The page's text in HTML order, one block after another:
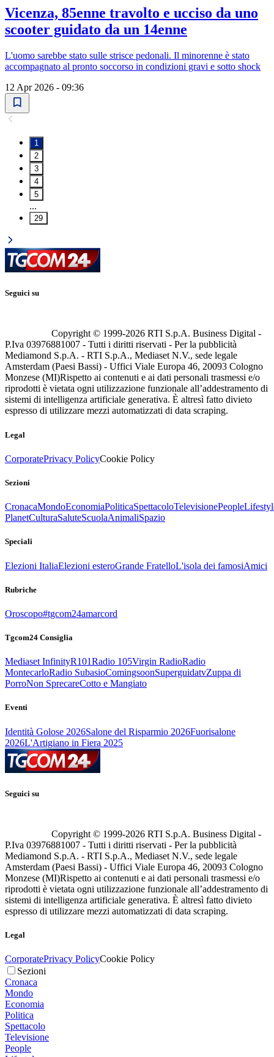
Vicenza, 85enne travolto e ucciso da uno
scooter guidato da un 14enne
L'uomo sarebbe stato sulle strisce pedonali. Il minorenne è stato
accompagnato al pronto soccorso in condizioni gravi e sotto shock
12 Apr 2026 - 09:36
1
2
3
4
5
...
29
Seguici su
Copyright © 1999-2026 RTI S.p.A. Business Digital -
P.Iva 03976881007 - Tutti i diritti riservati - Per la pubblicità
Mediamond S.p.A. - RTI S.p.A., Mediaset N.V., sede legale
Amsterdam (Paesi Bassi) - Uffici Viale Europa 46, 20093 Cologno
Monzese (MI)Rispetto ai contenuti e ai dati personali trasmessi e/o
riprodotti è vietata ogni utilizzazione funzionale all’addestramento di
sistemi di intelligenza artificiale generativa. È altresì fatto divieto
espresso di utilizzare mezzi automatizzati di data scraping.
Legal
CorporatePrivacy PolicyCookie Policy
Sezioni
CronacaMondoEconomiaPoliticaSpettacoloTelevisionePeople
PlanetCulturaSaluteScuolaAnimaliSpazio
Speciali
Elezioni ItaliaElezioni esteroGrande FratelloL'isola dei famosiAmici
Rubriche
Oroscopo#tgcom24amarcord
Tgcom24 Consiglia
Mediaset InfinityR101Radio 105Virgin RadioRadio
MontecarloRadio SubasioComingsoonSuperguidatvZuppa di
PorroNon SprecareCotto e Mangiato
Eventi
Identità Golose 2026Salone del Risparmio 2026Fuorisalone
2026L'Artigiano in Fiera 2025
Seguici su
Copyright © 1999-2026 RTI S.p.A. Business Digital -
P.Iva 03976881007 - Tutti i diritti riservati - Per la pubblicità
Mediamond S.p.A. - RTI S.p.A., Mediaset N.V., sede legale
Amsterdam (Paesi Bassi) - Uffici Viale Europa 46, 20093 Cologno
Monzese (MI)Rispetto ai contenuti e ai dati personali trasmessi e/o
riprodotti è vietata ogni utilizzazione funzionale all’addestramento di
sistemi di intelligenza artificiale generativa. È altresì fatto divieto
espresso di utilizzare mezzi automatizzati di data scraping.
Legal
CorporatePrivacy PolicyCookie Policy
Sezioni
Cronaca
Mondo
Economia
Politica
Spettacolo
Televisione
People